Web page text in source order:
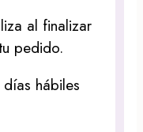
al finalizar
pedido.
hábiles